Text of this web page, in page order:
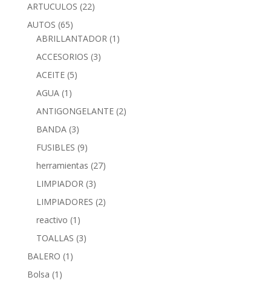
ARTUCULOS (22)
AUTOS (65)
ABRILLANTADOR (1)
ACCESORIOS (3)
ACEITE (5)
AGUA (1)
ANTIGONGELANTE (2)
BANDA (3)
FUSIBLES (9)
herramientas (27)
LIMPIADOR (3)
LIMPIADORES (2)
reactivo (1)
TOALLAS (3)
BALERO (1)
Bolsa (1)